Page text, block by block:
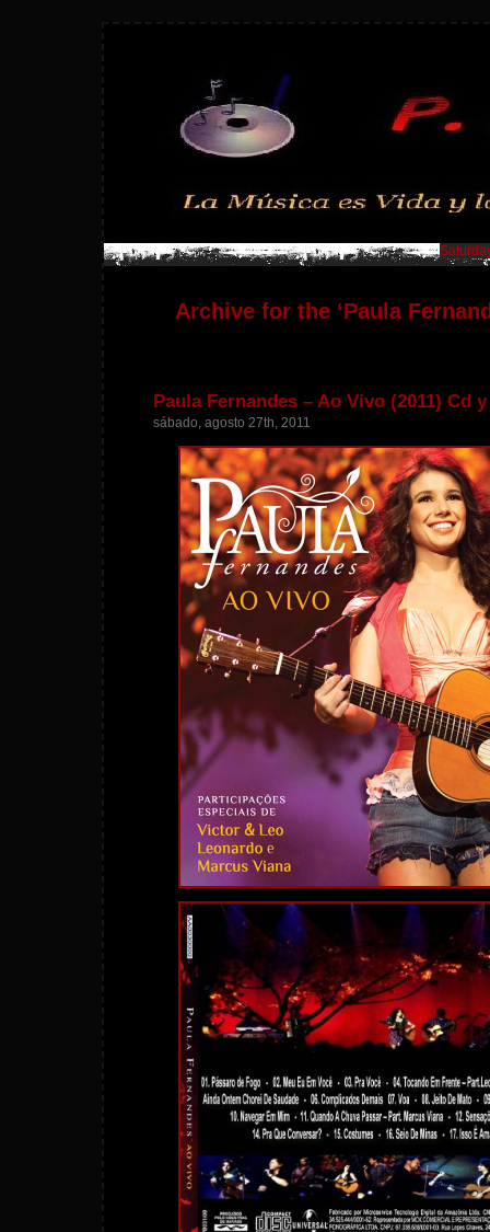
Archive for the ‘Paula
Paula Fernandes – Ao Vivo (2011) Cd
sábado, agosto 27th, 2011